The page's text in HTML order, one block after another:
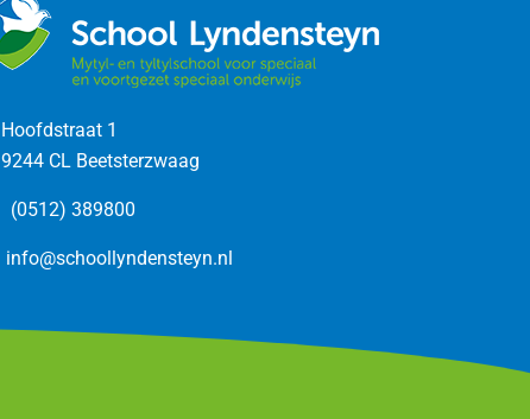
Hoofdstraat 1
9244 CL Beetsterzwaag
(0512) 389800
info@schoollyndensteyn.nl